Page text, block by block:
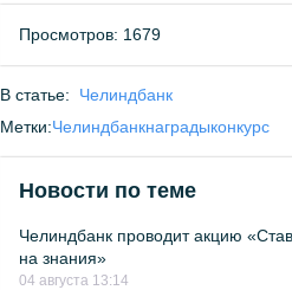
Просмотров: 1679
В статье:
Челиндбанк
Метки:Челиндбанкнаградыконкурс
Новости по теме
Челиндбанк проводит акцию
на знания»
04 августа 13:14